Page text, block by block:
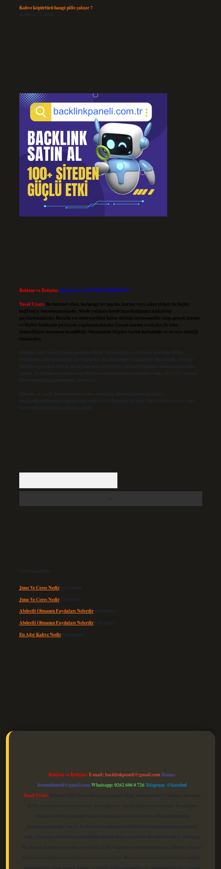
Kahve köpürtücü hangi pille çalışır ?
Temmuz 23, 2026
Reklam ve İletişim:Skype: live:.cid.575569c608265c69
Yasal Uyarı: Bu internet sitesi, herhangi bir marka, kurum veya şahıs şirketi ile hiçbir
bağlantısı bulunmamaktadır. Sitede yalnızca kendi hazırladığımız makaleler
paylaşılmaktadır. Burada yer alan içerikler haber niteliği taşımamakta olup, gerçek kurum
ve kişiler hakkında paylaşım yapılmamaktadır. Gerçek kurum ve kişiler ile isim
benzerlikleri tamamen tesadüfidir. Sitemizdeki bilgiler taslak halindedir ve tavsiye niteliği
taşımazlar.
Sitemiz, 5651 Sayılı Kanun gereğince Bilgi Teknolojileri ve İletişim Kurumu (BTK)
tarafından onaylanmış bir Yer Sağlayıcı olarak hizmet vermektedir. Bu nedenle, sitedeki
içerikleri proaktif olarak denetleme veya araştırma yükümlülüğümüz bulunmamaktadır.
Ancak, üyelerimiz yazdıkları içeriklerin sorumluluğunu taşımakta olup, siteye üye olarak
bu sorumluluğu kabul etmiş sayılırlar.
Hukuka ve yasal düzenlemelere aykırı olduğunu düşündüğünüz içerikleri,
backlinkpanelicomtr@gmail.com adresine bildirmeniz halinde, ilgili içerikler yasal süre
içerisinde sitemizden kaldırılacaktır.
Son yorumlar
Juno Ve Ceres Nediriçin admin
Juno Ve Ceres Nediriçin Altan
Abdestli Olmanın Faydaları Nelerdiriçin admin
Abdestli Olmanın Faydaları Nelerdiriçin Alper
En Ağır Kahve Nediriçin admin
Reklam ve İletişim:E-mail:backlinkpaneli@gmail.comTeams:
forumhizmeti@gmail.comWhatsapp: 0262 606 0 726Telegram: @karabul
Yasal Uyarı: